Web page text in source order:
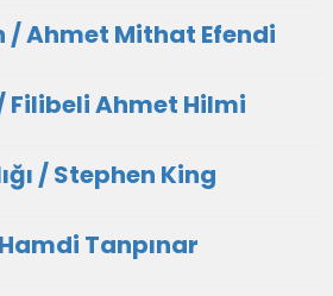
/ Ahmet Mithat Efendi
Filibeli Ahmet Hilmi
/ Stephen King
Tanpınar